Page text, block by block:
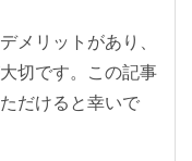
メリットがあり、
切です。この記事
だけると幸いで